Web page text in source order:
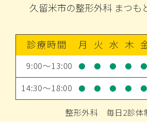
久留米市の整形外科 まつも
診療時間 月 火 水 木
9:00～13:00 ● ● ● ● ●
14:30～18:00 ● ● ● ● ●
整形外科 毎日2診体